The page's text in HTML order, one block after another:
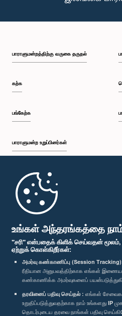
உங்கள் அந்தரங்கத்தை
"சரி" என்பதைக் கிளிக் செய்வதன்
ஏற்றுக் கொள்கிறீர்கள்:
அமர்வு கண்காணிப்பு (Session
ரீதியான அனுபவத்திற்காக எங்கள்
கண்காணிக்க அமர்வுகளைப்
தரவினைப் பதிவு செய்தல் : எங்கள்
உறுதிப்படுத்துவதற்காக நாம் உங்களது IP
தொடர்புடைய தரவை நாங்கள் பதிவு
பாராளுமன்றத்திற்கு வருகை தருதல்
கற்க
பங்கேற்க
பாராளுமன்ற உறுப்பினர்கள்
முதற்பக்கம்
பாராளுமன்ற கையடக்க செயலி
எம்மை பின்தொடர்க :
விருதுகள்